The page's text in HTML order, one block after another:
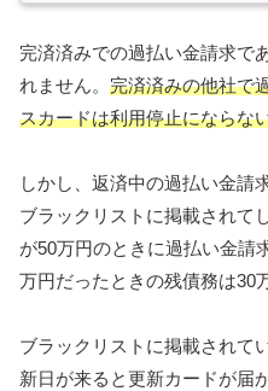
完済済みでの過払い金請求で
れません。 完済済みの他社で
スカードは利用停止にならな
しかし、返済中の過払い金請
ブラックリストに掲載されて
が50万円のときに過払い金請
万円だったときの残債務は30
ブラックリストに掲載されて
新日が来ると更新カードが届